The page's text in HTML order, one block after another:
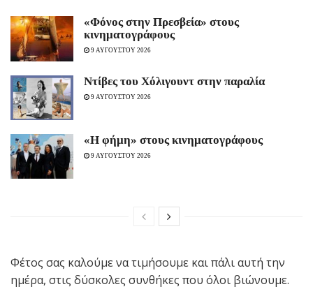
«Φόνος στην Πρεσβεία» στους
κινηματογράφους
9 ΑΥΓΟΥΣΤΟΥ 2026
Ντίβες του Χόλιγουντ στην παραλία
9 ΑΥΓΟΥΣΤΟΥ 2026
«H φήμη» στους κινηματογράφους
9 ΑΥΓΟΥΣΤΟΥ 2026
Φέτος σας καλούμε να τιμήσουμε και πάλι αυτή την
ημέρα, στις δύσκολες συνθήκες που όλοι βιώνουμε.